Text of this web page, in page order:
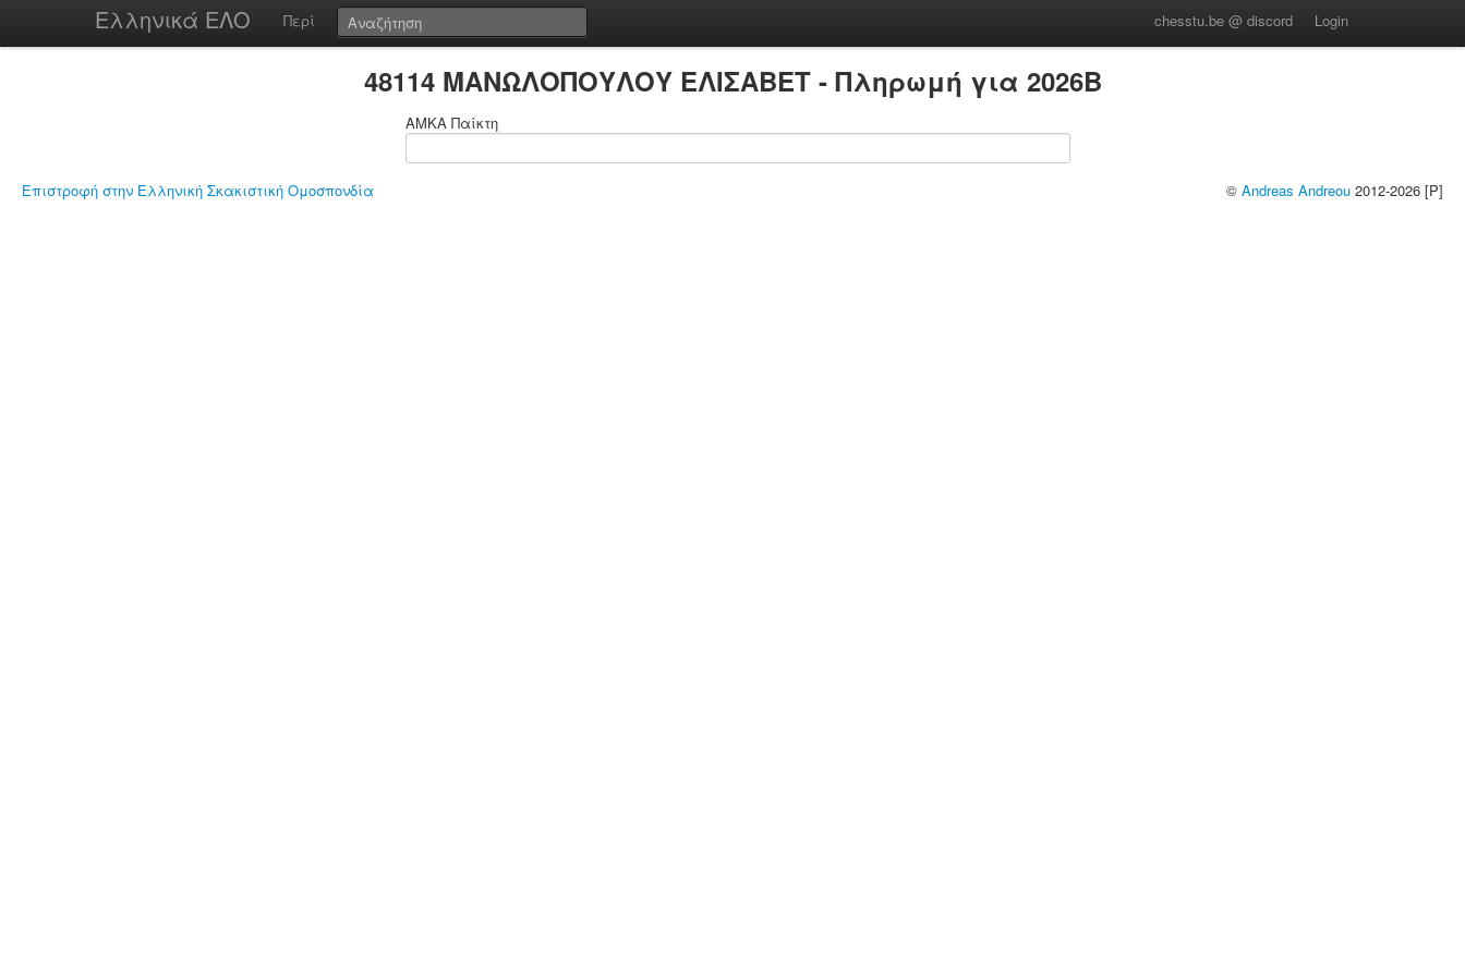
Ελληνικά ΕΛΟ Περί chesstu.be @ discord Login
48114 ΜΑΝΩΛΟΠΟΥΛΟΥ ΕΛΙΣΑΒΕΤ - Πληρωμή για 2026B
ΑΜΚΑ Παίκτη
Επιστροφή στην Ελληνική Σκακιστική Ομοσπονδία © Andreas Andreou 2012-2026 [P]